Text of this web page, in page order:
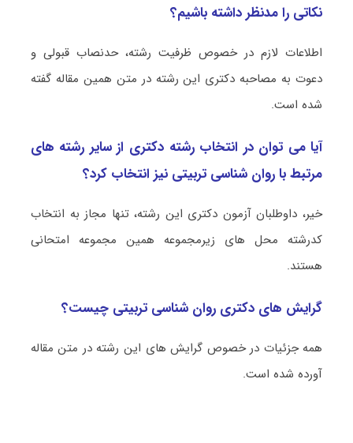
نکاتی را مدنظر داشته باشیم؟
اطلاعات لازم در خصوص ظرفیت رشته، حدنصاب قبولی و
دعوت به مصاحبه دکتری این رشته در متن همین مقاله گفته
شده است.
آیا می توان در انتخاب رشته دکتری از سایر رشته های
مرتبط با روان‌ شناسی تربیتی نیز انتخاب کرد؟
خیر، داوطلبان آزمون دکتری این رشته، تنها مجاز به انتخاب
کدرشته محل های زیرمجموعه همین مجموعه امتحانی
هستند.
گرایش های دکتری روان‌ شناسی تربیتی چیست؟
همه جزئیات در خصوص گرایش های این رشته در متن مقاله
آورده شده است.